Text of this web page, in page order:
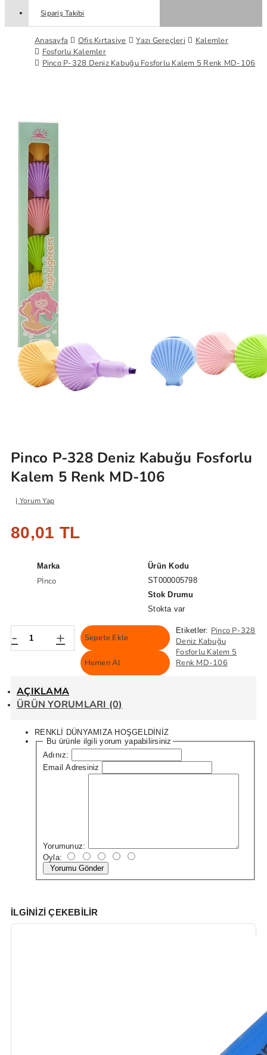
Sipariş Takibi
Anasayfa Ofis Kırtasiye Yazı Gereçleri
Kalemler
Fosforlu Kalemler
Pinco P-328 Deniz Kabuğu Fosforlu Kalem 5 Renk MD-106
Pinco P-328 Deniz Kabuğu Fosforlu
Kalem 5 Renk MD-106
Yorum Yap
80,01 TL
Marka
Pİnco
Ürün Kodu
ST000005798
Stok Drumu
Stokta var
- + Sepete Ekle
Hemen Al
Etiketler: Pinco P-328
Deniz Kabuğu
Fosforlu Kalem 5
Renk MD-106
AÇIKLAMA
ÜRÜN YORUMLARI (0)
RENKLİ DÜNYAMIZA HOŞGELDİNİZ
Bu ürünle ilgili yorum yapabilirsiniz
Adınız:
Email Adresiniz
Yorumunuz:
Oyla:
Yorumu Gönder
İLGINIZI ÇEKEBILIR